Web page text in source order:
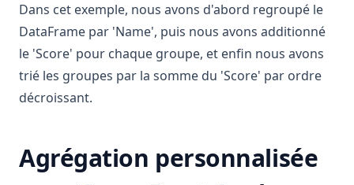
Dans cet exemple, nous avons d'abord regroupé le
DataFrame par 'Name', puis nous avons additionné
le 'Score' pour chaque groupe, et enfin nous avons
trié les groupes par la somme du 'Score' par ordre
décroissant.
Agrégation personnalisée